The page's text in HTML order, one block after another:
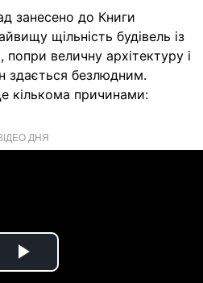
занесено до Книги
щільність будівель із
величну архітектуру і
здається безлюдним.
кількома причинами:
ДНЯ
Play